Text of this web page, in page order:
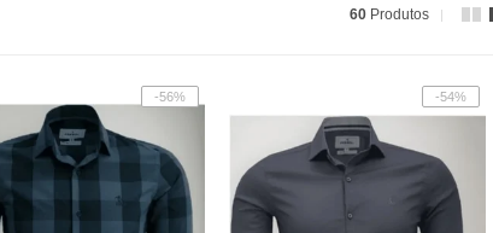
60 Produtos
-56% -54%